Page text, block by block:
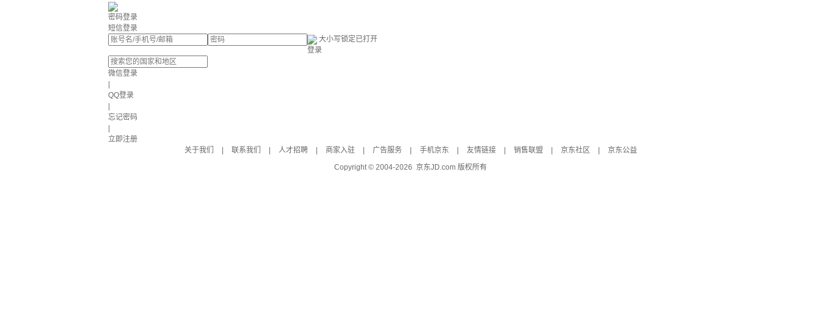
密码登录
短信登录
大小写锁定已打开
登录
微信登录
QQ登录
忘记密码
立即注册
关于我们
联系我们 人才招聘 商家入驻 广告服务 手机京东 友情链接 销售联盟 京东社区
京东公益
Copyright © 2004-2026 京东JD.com 版权所有